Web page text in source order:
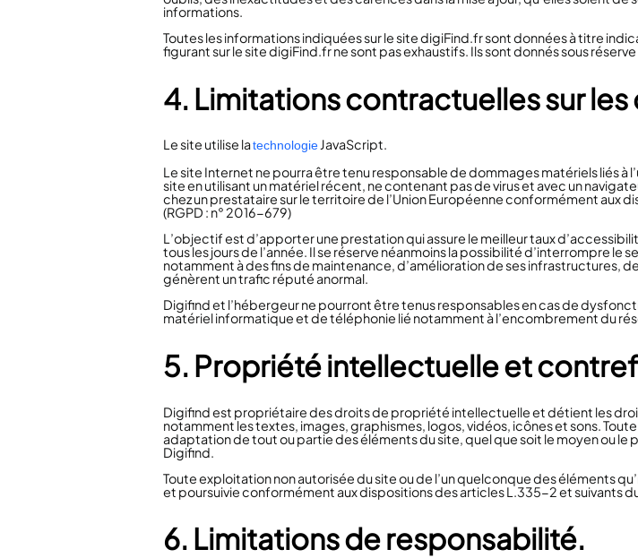
informations.
Toutes les informations indiquées sur le site digiFind.fr sont données à titre
figurant sur le site digiFind.fr ne sont pas exhaustifs. Ils sont donnés sous
4. Limitations contractuelles sur
Le site utilise latechnologieJavaScript.
Le site Internet ne pourra être tenu responsable de dommages matériels liés à
site en utilisant un matériel récent, ne contenant pas de virus et avec un
chez un prestataire sur le territoire de l’Union Européenne conformément aux
(RGPD : n° 2016-679)
L’objectif est d’apporter une prestation qui assure le meilleur taux
tous les jours de l’année. Il se réserve néanmoins la possibilité d’interrompre
notamment à des fins de maintenance, d’amélioration de ses infrastructures,
génèrent un trafic réputé anormal.
Digifindet l’hébergeur ne pourront être tenus responsables en cas de
matériel informatique et de téléphonie lié notamment à l’encombrement du
5. Propriété intellectuelle et
Digifindest propriétaire des droits de propriété intellectuelle et détient les
notamment les textes, images, graphismes, logos, vidéos, icônes et sons.
adaptation de tout ou partie des éléments du site, quel que soit le moyen ou
Digifind.
Toute exploitation non autorisée du site ou de l’un quelconque des éléments
et poursuivie conformément aux dispositions des articles L.335-2 et suivants
6. Limitations de responsabilité.